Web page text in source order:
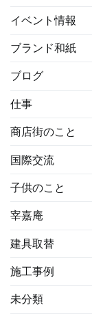
イベント情報
ブランド和紙
ブログ
仕事
商店街のこと
国際交流
子供のこと
宰嘉庵
建具取替
施工事例
未分類